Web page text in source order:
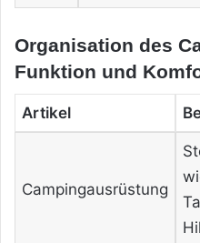
Organisation des
Funktion und
Artikel
Campingausrüstung